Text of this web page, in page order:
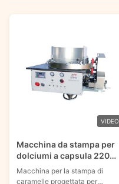
VIDEO
Macchina da stampa per
dolciumi a capsula 220V,
zucchero, caramelle,
immagini commestibili,
Macchina per la stampa di
caramelle progettata per